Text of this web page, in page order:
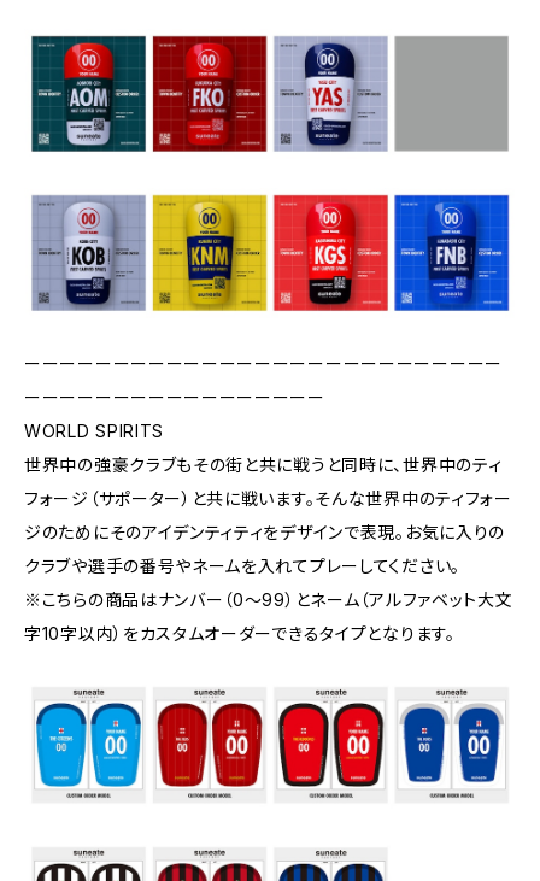
ーーーーーーーーーーーーーーーーーーーーーーーーーーー
ーーーーーーーーーーーーーーーーー
WORLD SPIRITS
世界中の強豪クラブもその街と共に戦うと同時に、世界中のティ
フォージ（サポーター）と共に戦います。そんな世界中のティフォー
ジのためにそのアイデンティティをデザインで表現。お気に入りの
クラブや選手の番号やネームを入れてプレーしてください。
※こちらの商品はナンバー（0〜99）とネーム（アルファベット大文
字10字以内）をカスタムオーダーできるタイプとなります。